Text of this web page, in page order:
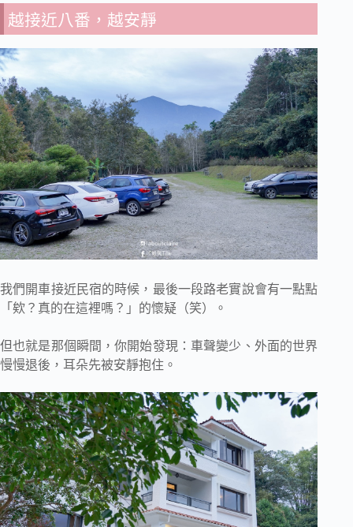
越接近八番，越安靜
我們開車接近民宿的時候，最後一段路老實說會有一點點
「欸？真的在這裡嗎？」的懷疑（笑）。
但也就是那個瞬間，你開始發現：車聲變少、外面的世界
慢慢退後，耳朵先被安靜抱住。